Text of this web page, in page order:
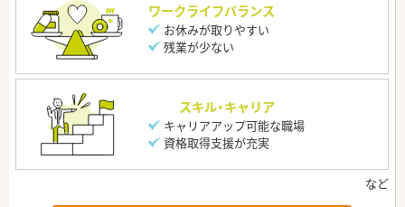
ワークライフバランス
お休みが取りやすい
残業が少ない
スキル・キャリア
キャリアアップ可能な職場
資格取得支援が充実